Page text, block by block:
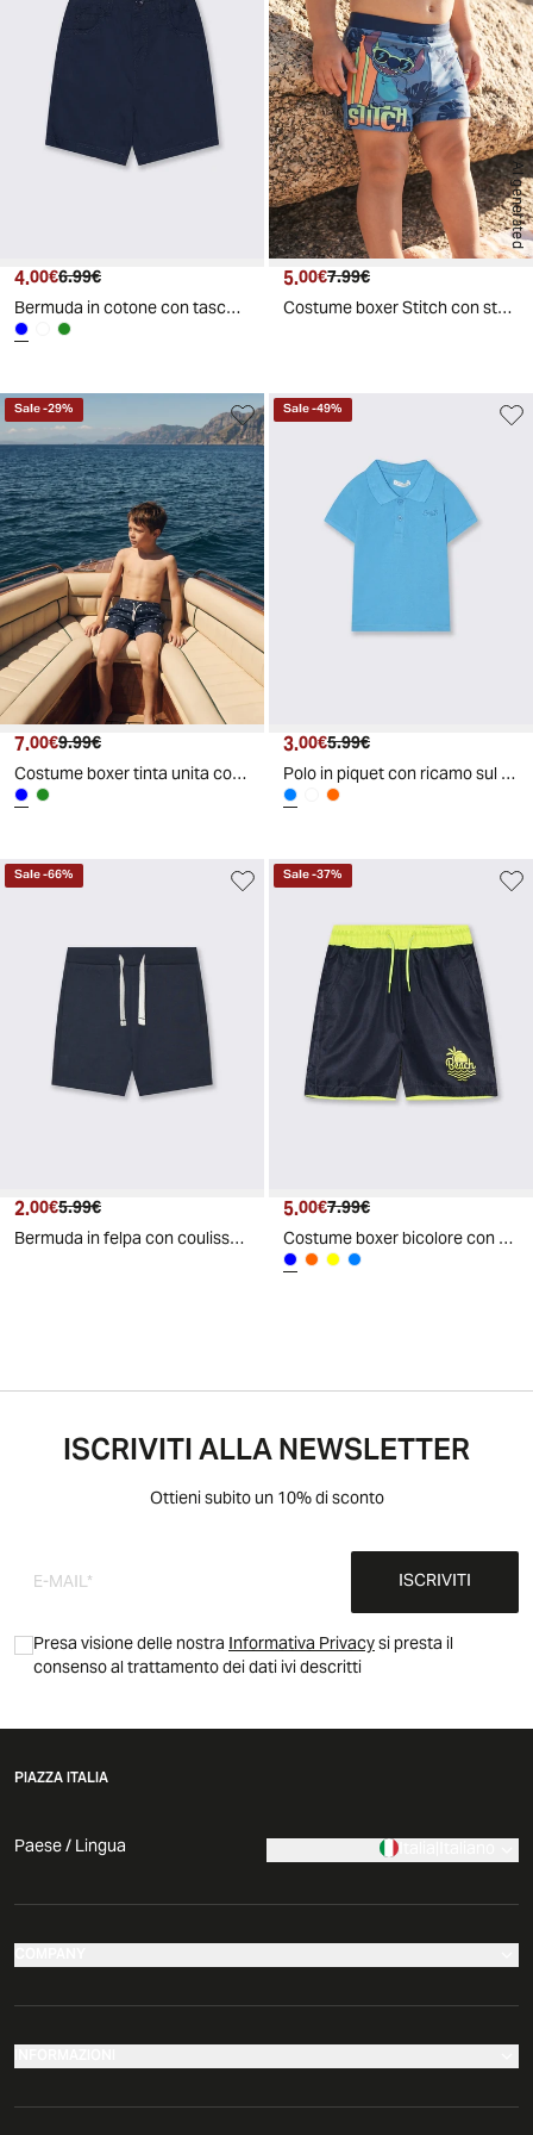
Prezzo attuale
4.00€ Prezzo originale
6.99€
Bermuda in cotone con tasche a filo - Blu
AI generated
Prezzo attuale
5.00€ Prezzo originale
7.99€
Costume boxer Stitch con stampa Disney - Blu navy
Sale-29%
Prezzo attuale
7.00€ Prezzo originale
9.99€
Costume boxer tinta unita con fluo - Blu
Sale-49%
Prezzo attuale
3.00€ Prezzo originale
5.99€
Polo in piquet con ricamo sul cuore - Azzurro
Sale-66%
Prezzo attuale
2.00€ Prezzo originale
5.99€
Bermuda in felpa con coulisse basi - Blu
Sale-37%
Prezzo attuale
5.00€ Prezzo originale
7.99€
Costume boxer bicolore con bustino - Blu
ISCRIVITI ALLA NEWSLETTER
Ottieni subito un 10% di sconto
ISCRIVITI
Presa visione delle nostraInformativa Privacysi presta il
consenso al trattamento dei dati ivi descritti
PIAZZA ITALIA
Paese / Lingua Italia|Italiano
I nostri negozi
Azienda